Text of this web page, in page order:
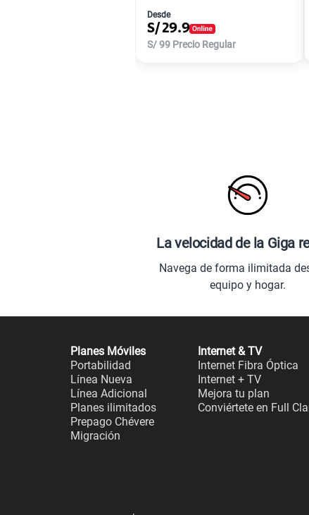
Desde
S/ 29.9
S/99 Precio Regular
La velocidad de la Giga
Navega de forma ilimitada
equipo y hogar.
Planes Móviles
Portabilidad
Línea Nueva
Línea Adicional
Planes ilimitados
Prepago Chévere
Migración
Internet & TV
Internet Fibra Óptica
Internet + TV
Mejora tu plan
Conviértete en Full